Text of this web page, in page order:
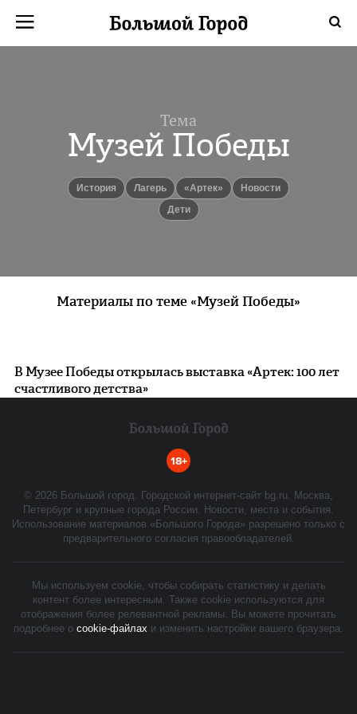
Тема
Музей Победы
История лагерь «Артек»
новости
Дети
Материалы по теме «Музей Победы»
В Музее Победы открылась выставка «Артек: 100 лет
счастливого детства»
18+
© 2026 Большой город. Городской интернет-сайт bg.ru. Москва,
Петербург и крупные города России. Новости, места и события.
Использование материалов «Большого Города» разрешено только с
предварительного согласия правообладателей.
Мы используем cookie, чтобы собирать статистику и делать
контент более интересным. Также cookie используются для
отображения более релевантной рекламы. Вы можете прочитать
подробнее о cookie-файлах и изменить настройки вашего браузера.